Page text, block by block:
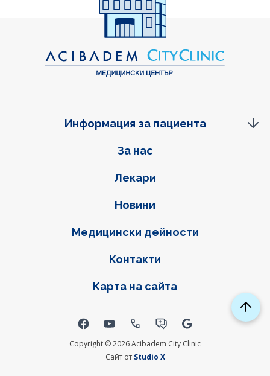
Фуутер навигация
За нас
Лекари
Новини
Медицински дейности
Контакти
Карта на сайта
Информация за пациента
Copyright © 2026 Acibadem City Clinic
Social links
Сайт от Studio X